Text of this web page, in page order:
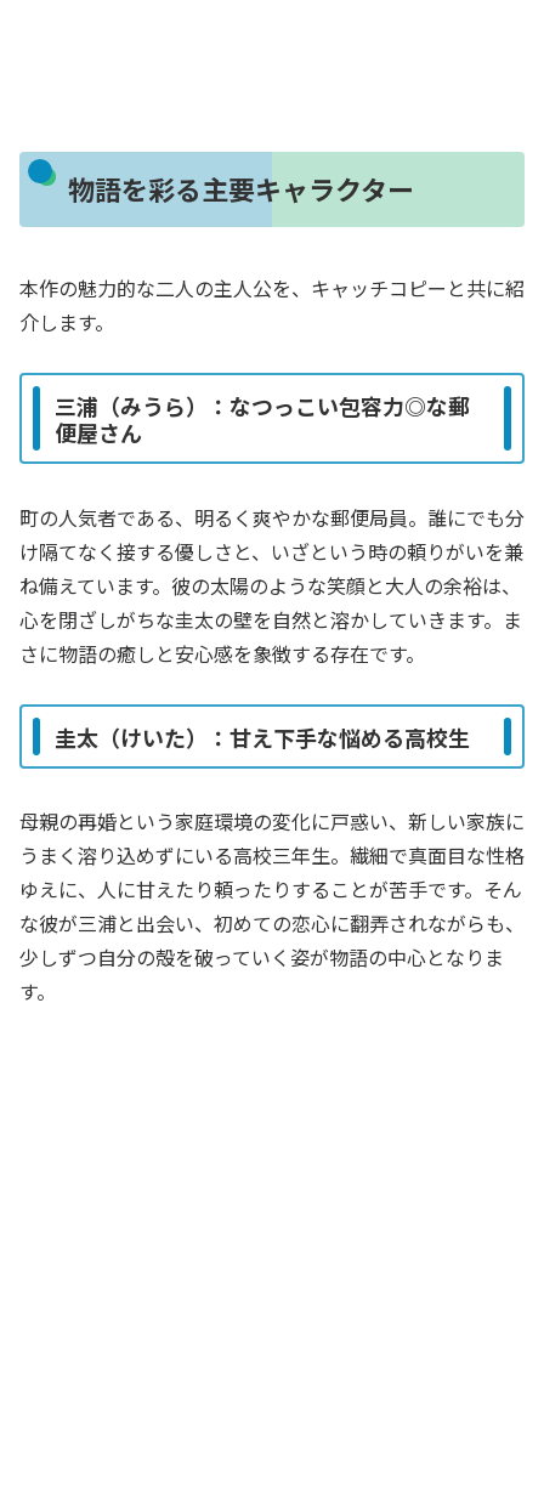
物語を彩る主要キャラクター
本作の魅力的な二人の主人公を、キャッチコピーと共に紹
介します。
三浦（みうら）：なつっこい包容力◎な郵
便屋さん
町の人気者である、明るく爽やかな郵便局員。誰にでも分
け隔てなく接する優しさと、いざという時の頼りがいを兼
ね備えています。彼の太陽のような笑顔と大人の余裕は、
心を閉ざしがちな圭太の壁を自然と溶かしていきます。ま
さに物語の癒しと安心感を象徴する存在です。
圭太（けいた）：甘え下手な悩める高校生
母親の再婚という家庭環境の変化に戸惑い、新しい家族に
うまく溶り込めずにいる高校三年生。繊細で真面目な性格
ゆえに、人に甘えたり頼ったりすることが苦手です。そん
な彼が三浦と出会い、初めての恋心に翻弄されながらも、
少しずつ自分の殻を破っていく姿が物語の中心となりま
す。